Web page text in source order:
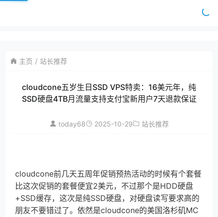
主页 站长推荐
cloudcone五岁生日SSD VPS特卖：16美元年，纯
SSD硬盘4TB月流量支持支付宝新用户7天退款保证
today68 2025-10-29 站长推荐
cloudcone前几天五周年促销预热活动的时候有个套餐
比这次促销的套餐便宜2美元，不过那个是HDD硬盘
+SSD缓存，这次是纯SSD硬盘，对硬盘读写要求高的
朋友不要错过了。依然是cloudcone的美国洛杉矶MC